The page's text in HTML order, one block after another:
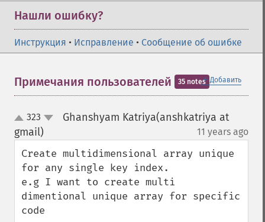
Нашли ошибку?
Инструкция • Исправление • Сообщение об ошибке
＋Добавить
Примечания пользователей 35 notes
up323
Ghanshyam Katriya(anshkatriya at
gmail)
11 years ago
Create multidimensional array unique
for any single key index.
e.g I want to create multi
dimentional unique array for specific
code